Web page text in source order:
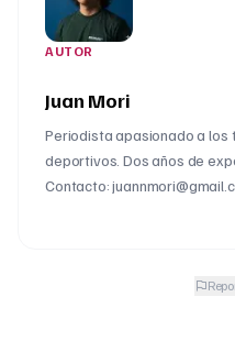
AUTOR
Juan Mori
Periodista apasionado a los
deportivos. Dos años de
Contacto: